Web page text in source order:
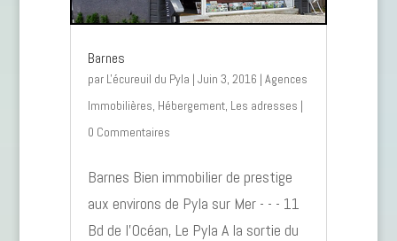
Barnes
par L'écureuil du Pyla | Juin 3, 2016 | Agences
Immobilières, Hébergement, Les adresses |
0 Commentaires
Barnes Bien immobilier de prestige
aux environs de Pyla sur Mer - - - 11
Bd de l’Océan, Le Pyla A la sortie du